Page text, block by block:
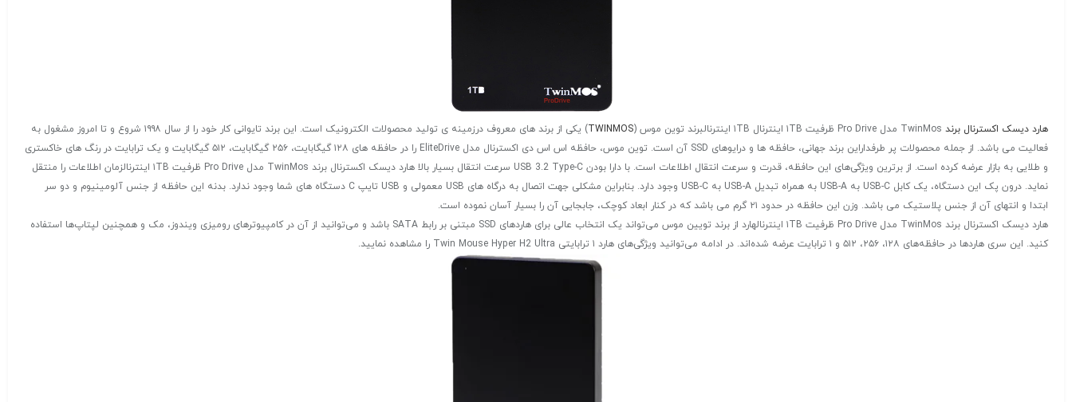
هارد دیسک اکسترنال برند TWINMOS
) یکی از برند های معروف درزمینه ‌ی تولید محصولات الکترونیک است. این برند تایوانی کار خود را از سال ۱۹۹۸ شروع و تا امروز مشغول به
فعالیت می ‌باشد. از جمله محصولات پر طرفداراین برند جهانی، حافظه ‌ها و درایوهای SSD آن است. توین موس، حافظه اس اس دی اکسترنال مدل EliteDrive را در حافظه های ۱۲۸ گیگابایت، ۲۵۶ گیگابایت، ۵۱۲ گیگابایت و یک ترابایت در رنگ های خاکستری
و طلایی به بازار عرضه کرده است. از برترین ویژگی‌های این حافظه، قدرت و سرعت انتقال اطلاعات است. با دارا بودن USB 3.2 Type-C سرعت انتقال بسیار بالا هارد دیسک اکسترنال برند TwinMos مدل Pro Drive ظرفیت ۱TB اینترنالزمان اطلاعات را منتقل
نماید. درون پک این دستگاه، یک کابل USB-C به USB-A به همراه تبدیل USB-A به USB-C وجود دارد. بنابراین مشکلی جهت اتصال به درگاه های USB معمولی و USB تایپ C دستگاه های شما وجود ندارد. بدنه این حافظه از جنس آلومینیوم و دو سر
ابتدا و انتهای آن از جنس پلاستیک می باشد. وزن این حافظه در حدود ۲۱ گرم می باشد که در کنار ابعاد کوچک، جابجایی آن را بسیار آسان نموده است.
هارد دیسک اکسترنال برند TwinMos مدل Pro Drive ظرفیت ۱TB اینترنالهارد از برند تویین موس می‌تواند یک انتخاب عالی برای هاردهای SSD مبتنی بر رابط SATA باشد و می‌توانید از آن در کامپیوترهای رومیزی ویندوز، مک و همچنین لپتاپ‌ها استفاده
کنید. این سری هاردها در حافظه‌های ۱۲۸، ۲۵۶، ۵۱۲ و ۱ ترابایت عرضه شده‌اند. در ادامه می‌توانید ویژگی‌های هارد ۱ ترابایتی Twin Mouse Hyper H2 Ultra را مشاهده نمایید.